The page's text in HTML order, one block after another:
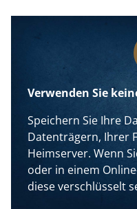
Verwenden Sie
Speichern Sie Ihre
Datenträgern, Ihrer
Heimserver. Wenn
oder in einem
diese verschlüsselt